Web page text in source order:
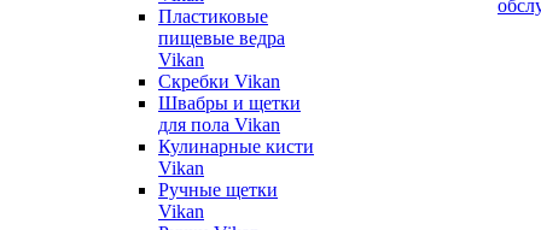
Пластиковые
пищевые ведра
Vikan
Скребки Vikan
Швабры и щетки
для пола Vikan
Кулинарные кисти
Vikan
Ручные щетки
Vikan